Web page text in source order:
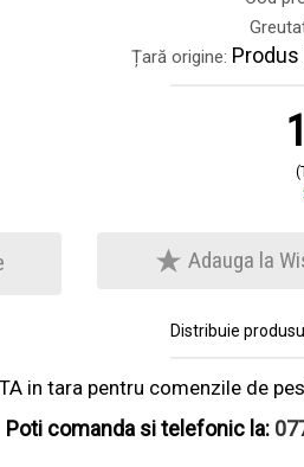
Țară origine: Produs
Adauga la
Distribuie
in tara pentru comenzile de
Poti comanda si telefonic la: